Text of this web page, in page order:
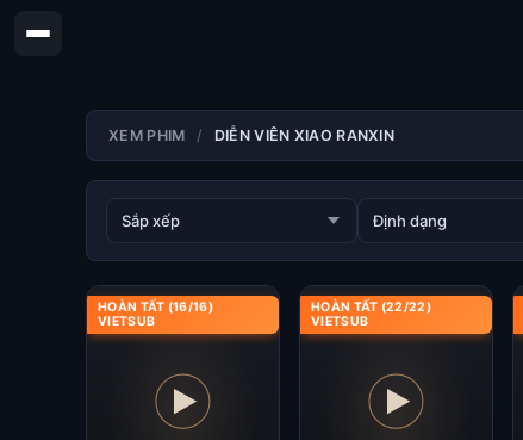
XEM PHIM DIỄN VIÊN XIAO RANXIN
HOÀN TẤT (16/16)
VIETSUB
HOÀN TẤT (22/22)
VIETSUB